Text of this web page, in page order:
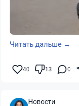
Читать дальше →
40 13 0
Новости